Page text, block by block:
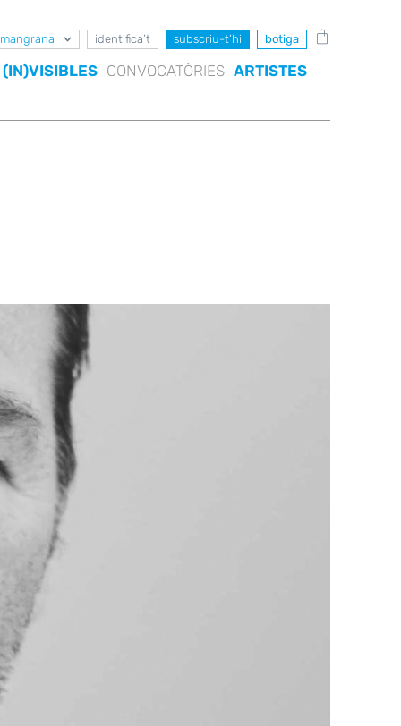
mangrana identifica’t subscriu-t’hi botiga
(IN)VISIBLES CONVOCATÒRIES ARTISTES